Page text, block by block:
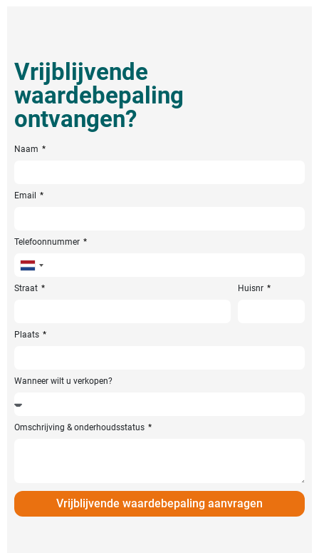
Vrijblijvende
waardebepaling
ontvangen?
Naam
Email
Telefoonnummer
Netherlands
+31
Straat Huisnr
Plaats
Wanneer wilt u verkopen?
Omschrijving & onderhoudsstatus
Vrijblijvende waardebepaling aanvragen